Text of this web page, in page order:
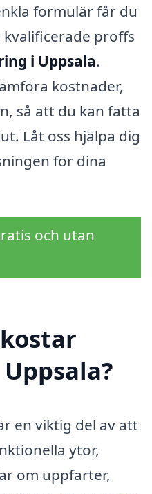
formulär får du
proffs
i Uppsala.
kostnader,
så att du kan fatta
Låt oss hjälpa dig
för dina
och utan
en viktig del av att
ytor,
om uppfarter,